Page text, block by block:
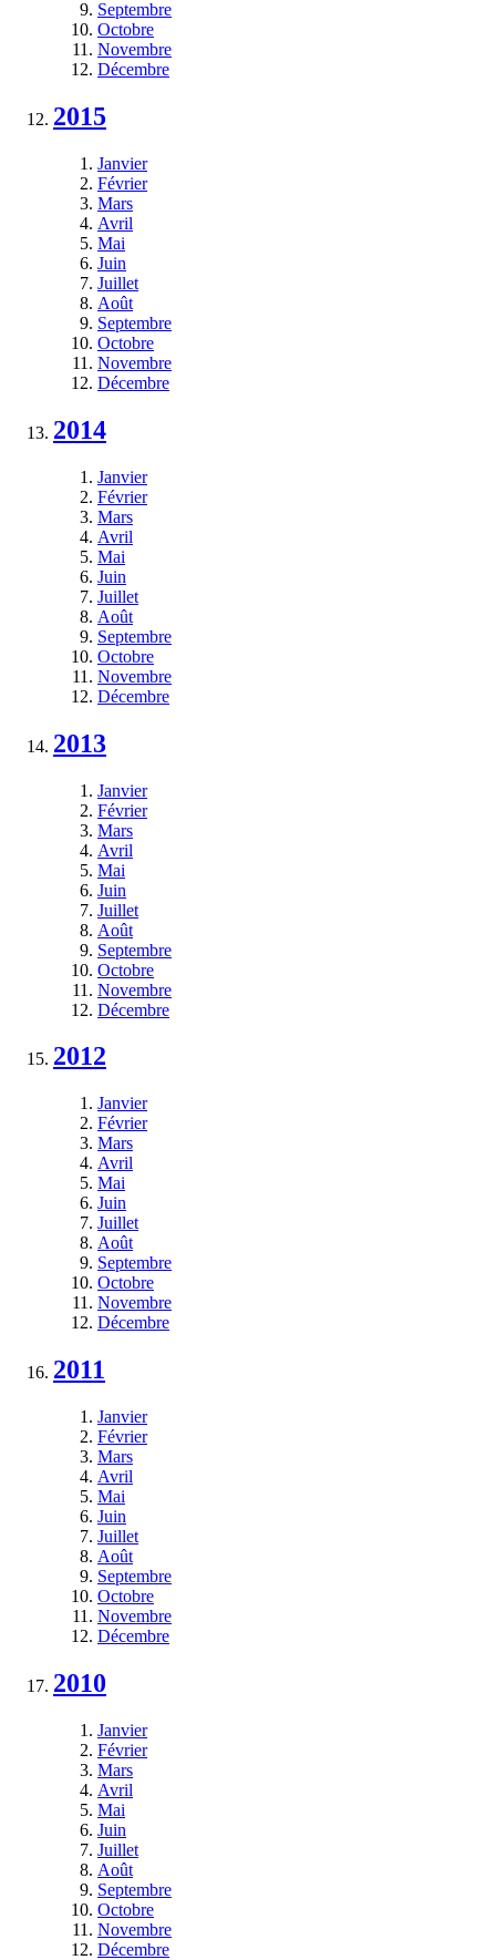
Septembre
Octobre
Novembre
Décembre
2015
Janvier
Février
Mars
Avril
Mai
Juin
Juillet
Août
Septembre
Octobre
Novembre
Décembre
2014
Janvier
Février
Mars
Avril
Mai
Juin
Juillet
Août
Septembre
Octobre
Novembre
Décembre
2013
Janvier
Février
Mars
Avril
Mai
Juin
Juillet
Août
Septembre
Octobre
Novembre
Décembre
2012
Janvier
Février
Mars
Avril
Mai
Juin
Juillet
Août
Septembre
Octobre
Novembre
Décembre
2011
Janvier
Février
Mars
Avril
Mai
Juin
Juillet
Août
Septembre
Octobre
Novembre
Décembre
2010
Janvier
Février
Mars
Avril
Mai
Juin
Juillet
Août
Septembre
Octobre
Novembre
Décembre